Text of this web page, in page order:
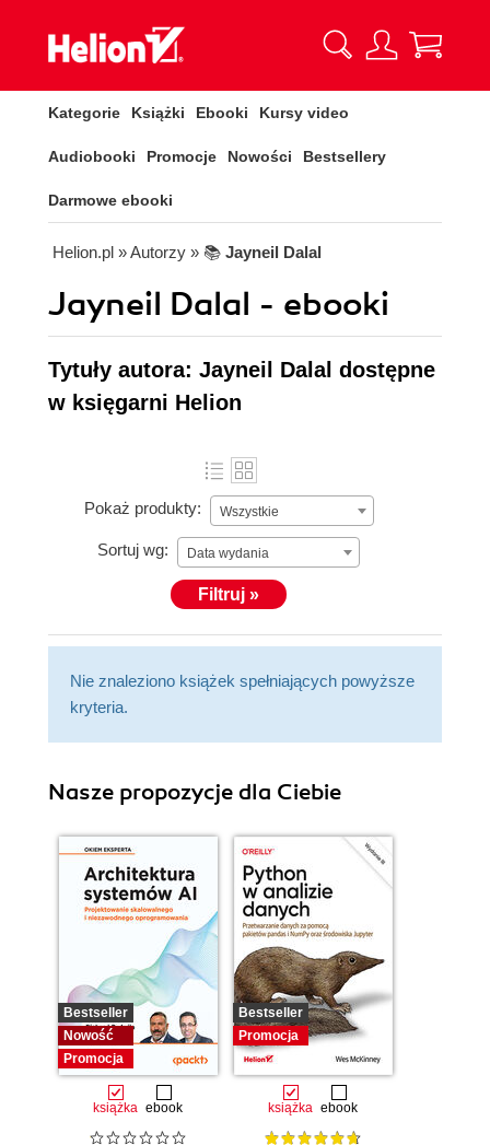
Kategorie Książki Ebooki Kursy video
Audiobooki Promocje Nowości Bestsellery
Darmowe ebooki
Helion.pl » Autorzy » 📚 Jayneil Dalal
Jayneil Dalal - ebooki
Tytuły autora: Jayneil Dalal dostępne
w księgarni Helion
Pokaż produkty: Wszystkie
Sortuj wg: Data wydania
Filtruj »
Nie znaleziono książek spełniających powyższe
kryteria.
Nasze propozycje dla Ciebie
Bestseller
Nowość
Promocja
książka ebook
Bestseller
Promocja
książka ebook